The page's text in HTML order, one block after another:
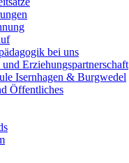
bei uns
Erziehungspartnerschaft
Isernhagen & Burgwedel
Öffentliches